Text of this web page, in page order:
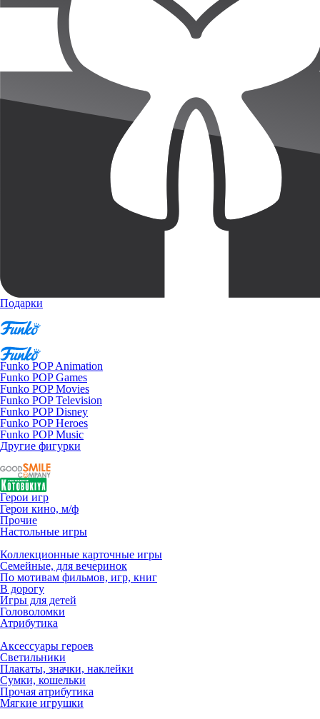
Подарки
Funko POP Animation
Funko POP Games
Funko POP Movies
Funko POP Television
Funko POP Disney
Funko POP Heroes
Funko POP Music
Другие фигурки
Герои игр
Герои кино, м/ф
Прочие
Настольные игры
Коллекционные карточные игры
Семейные, для вечеринок
По мотивам фильмов, игр, книг
В дорогу
Игры для детей
Головоломки
Атрибутика
Аксессуары героев
Светильники
Плакаты, значки, наклейки
Сумки, кошельки
Прочая атрибутика
Мягкие игрушки